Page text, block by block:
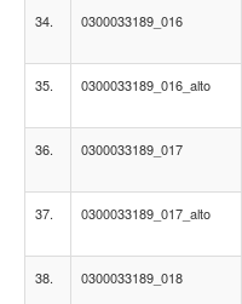
34. 0300033189_016
35. 0300033189_016_alto
36. 0300033189_017
37. 0300033189_017_alto
38. 0300033189_018